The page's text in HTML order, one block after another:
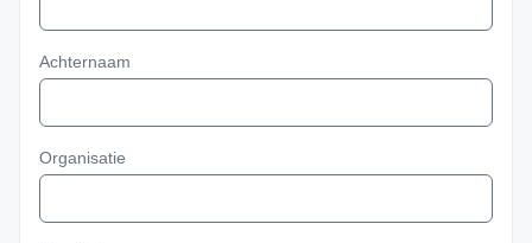
Achternaam
Organisatie